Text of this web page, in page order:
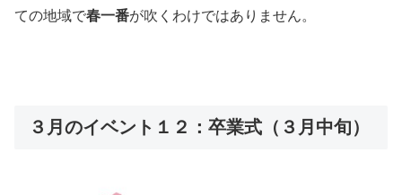
ての地域で春一番が吹くわけではありません。
３月のイベント１２：卒業式（３月中旬）